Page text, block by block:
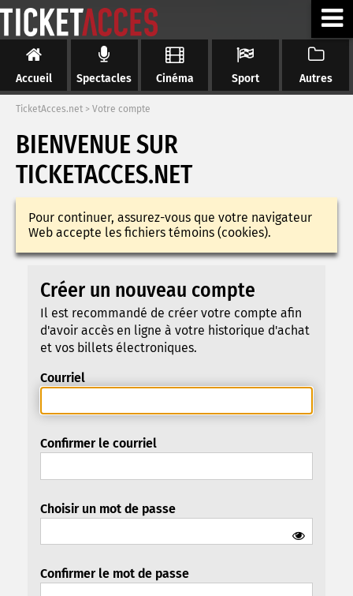
Accueil Spectacles Cinéma Sport Autres
TicketAcces.net > Votre compte
BIENVENUE SUR
TICKETACCES.NET
Pour continuer, assurez-vous que votre navigateur
Web accepte les fichiers témoins (cookies).
Créer un nouveau compte
Il est recommandé de créer votre compte afin
d'avoir accès en ligne à votre historique d'achat
et vos billets électroniques.
Courriel
Confirmer le courriel
Choisir un mot de passe
Confirmer le mot de passe